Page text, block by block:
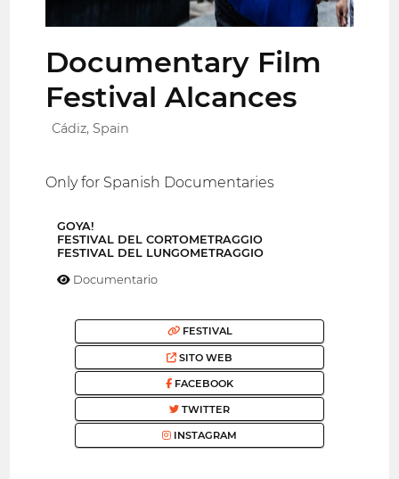
Documentary Film
Festival Alcances
Cádiz, Spain
Only for Spanish Documentaries
GOYA!
FESTIVAL DEL CORTOMETRAGGIO
FESTIVAL DEL LUNGOMETRAGGIO
Documentario
FESTIVAL
SITO WEB
FACEBOOK
TWITTER
INSTAGRAM